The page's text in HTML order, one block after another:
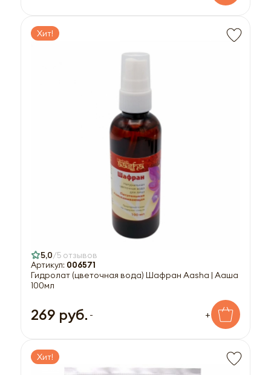
Хит!
5,0 5 отзывов
Артикул: 006571
Гидролат (цветочная вода) Шафран Aasha | Ааша
100мл
269 руб. - +
Хит!